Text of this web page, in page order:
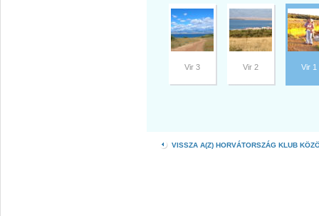
Vir 3 Vir 2 Vir 1
VISSZA A(Z) HORVÁTORSZÁG KLUB